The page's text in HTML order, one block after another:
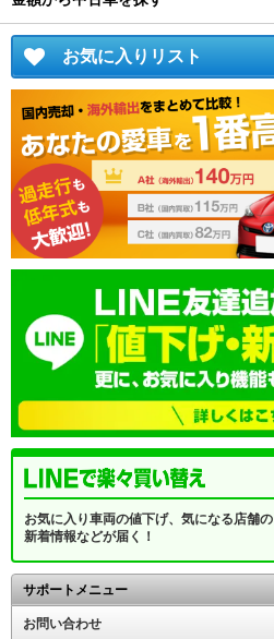
お気に入りリスト
お気に入り車両の値下げ、気になる店舗の
新着情報などが届く！
サポートメニュー
お問い合わせ